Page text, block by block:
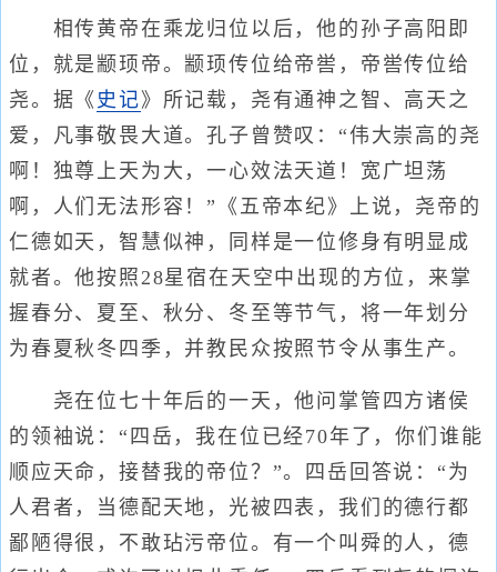
相传黄帝在乘龙归位以后，他的孙子高阳即
位，就是颛顼帝。颛顼传位给帝喾，帝喾传位给
尧。据《 史记》所记载，尧有通神之智、高天之
爱，凡事敬畏大道。孔子曾赞叹：“伟大崇高的尧
啊！独尊上天为大，一心效法天道！宽广坦荡
啊，人们无法形容！”《五帝本纪》上说，尧帝的
仁德如天，智慧似神，同样是一位修身有明显成
就者。他按照28星宿在天空中出现的方位，来掌
握春分、夏至、秋分、冬至等节气，将一年划分
为春夏秋冬四季，并教民众按照节令从事生产。
尧在位七十年后的一天，他问掌管四方诸侯
的领袖说：“四岳，我在位已经70年了，你们谁能
顺应天命，接替我的帝位？”。四岳回答说：“为
人君者，当德配天地，光被四表，我们的德行都
鄙陋得很，不敢玷污帝位。有一个叫舜的人，德